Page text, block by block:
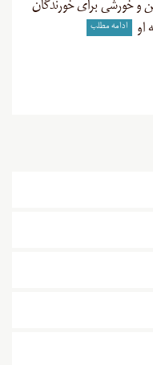
و خورشی برای خورندگان
او
ادامه مطلب